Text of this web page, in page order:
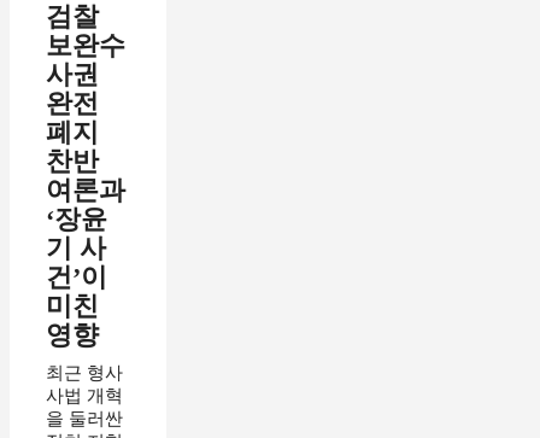
검찰
보완수
사권
완전
폐지
찬반
여론과
‘장윤
기 사
건’이
미친
영향
최근 형사
사법 개혁
을 둘러싼